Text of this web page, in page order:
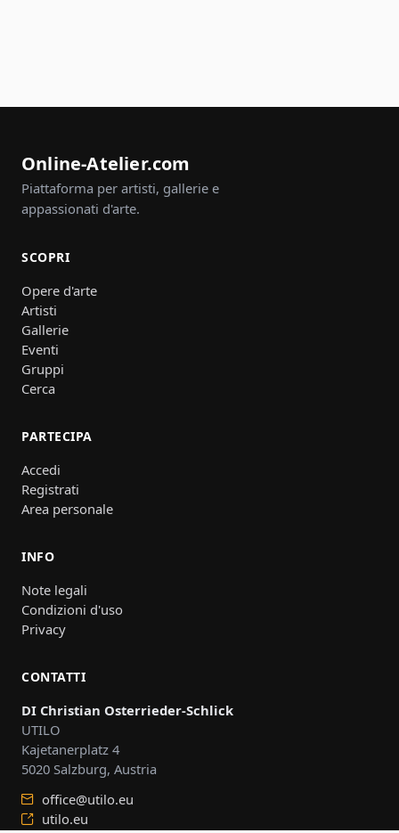
Online-Atelier.com
Piattaforma per artisti, gallerie e
appassionati d'arte.
SCOPRI
Opere d'arte
Artisti
Gallerie
Eventi
Gruppi
Cerca
PARTECIPA
Accedi
Registrati
Area personale
INFO
Note legali
Condizioni d'uso
Privacy
CONTATTI
DI Christian Osterrieder-Schlick
UTILO
Kajetanerplatz 4
5020 Salzburg, Austria
office@utilo.eu
utilo.eu